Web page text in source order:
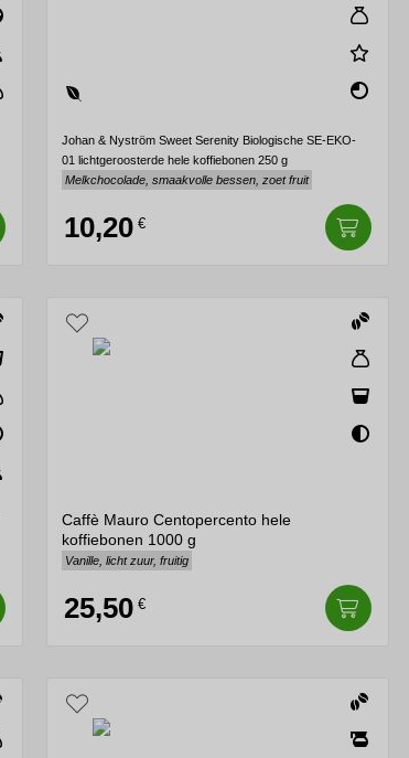
Johan & Nyström Sweet Serenity Biologische SE-EKO-
01 lichtgeroosterde hele koffiebonen 250 g
Melkchocolade, smaakvolle bessen, zoet fruit
10,20 €
Caffè Mauro Centopercento hele
koffiebonen 1000 g
Vanille, licht zuur, fruitig
25,50 €